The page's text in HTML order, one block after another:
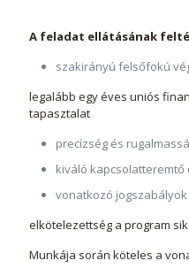
A feladat ellátásának
szakirányú felsőfokú
legalább egy éves uniós
tapasztalat
precízség és
kiváló kapcsolatteremtő
vonatkozó
elkötelezettség a program
Munkája során köteles a